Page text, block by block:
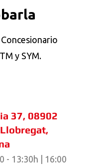
y SYM.
37, 08902
- 13:30h | 16:00